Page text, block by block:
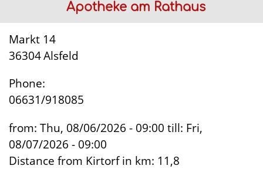
Apotheke am Rathaus
Markt 14
36304Alsfeld
Phone:
06631/918085
from: Thu, 08/06/2026 - 09:00 till: Fri,
08/07/2026 - 09:00
Distance from Kirtorf in km: 11,8